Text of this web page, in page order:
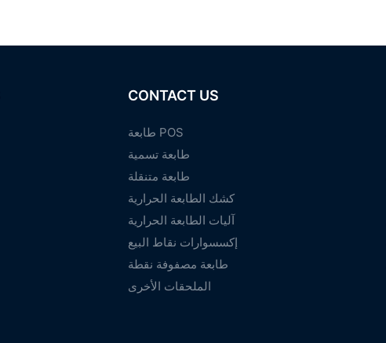
CONTACT US
طابعة POS
طابعة تسمية
طابعة متنقلة
كشك الطابعة الحرارية
آليات الطابعة الحرارية
إكسسوارات نقاط البيع
طابعة مصفوفة نقطة
الملحقات الأخرى